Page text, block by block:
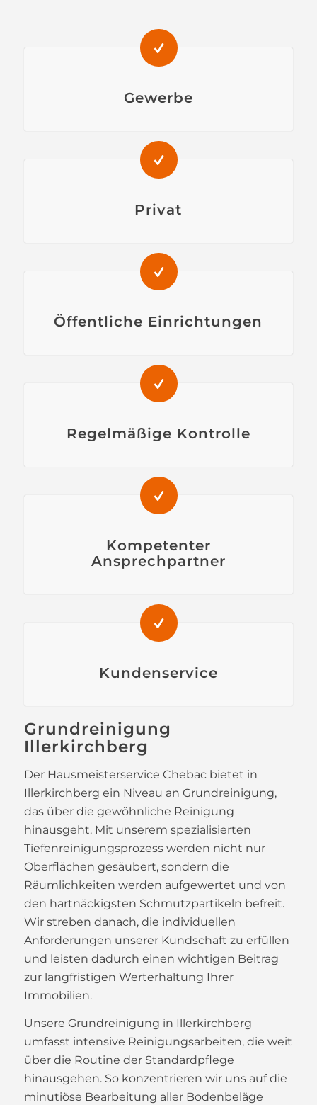
Gewerbe
Privat
Öffentliche Einrichtungen
Regelmäßige Kontrolle
Kompetenter
Ansprechpartner
Kundenservice
Grundreinigung
Illerkirchberg
Der Hausmeisterservice Chebac bietet in
Illerkirchberg ein Niveau an Grundreinigung,
das über die gewöhnliche Reinigung
hinausgeht. Mit unserem spezialisierten
Tiefenreinigungsprozess werden nicht nur
Oberflächen gesäubert, sondern die
Räumlichkeiten werden aufgewertet und von
den hartnäckigsten Schmutzpartikeln befreit.
Wir streben danach, die individuellen
Anforderungen unserer Kundschaft zu erfüllen
und leisten dadurch einen wichtigen Beitrag
zur langfristigen Werterhaltung Ihrer
Immobilien.
Unsere Grundreinigung in Illerkirchberg
umfasst intensive Reinigungsarbeiten, die weit
über die Routine der Standardpflege
hinausgehen. So konzentrieren wir uns auf die
minutiöse Bearbeitung aller Bodenbeläge